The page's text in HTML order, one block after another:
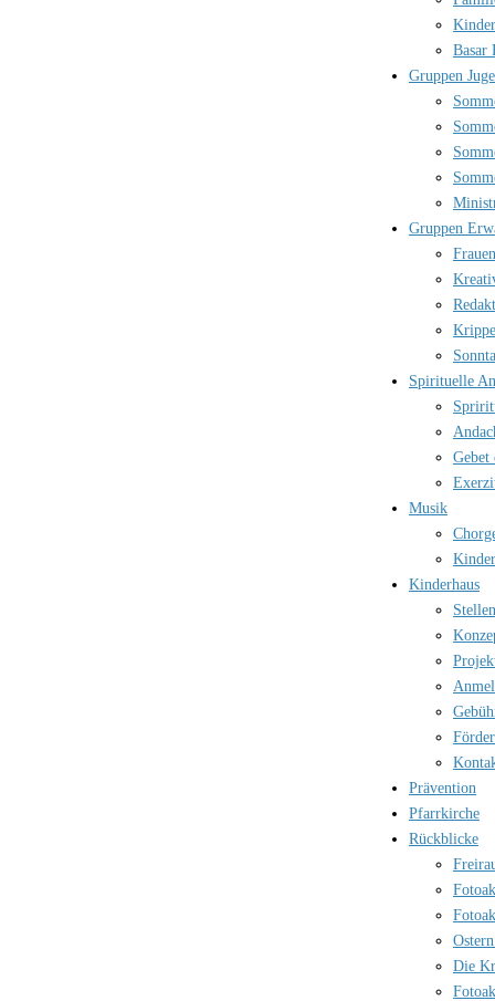
Basar
Gruppen
Gruppen
Spirituelle
Musik
Kinderhaus
Prävention
Pfarrkirche
Rückblicke
Die